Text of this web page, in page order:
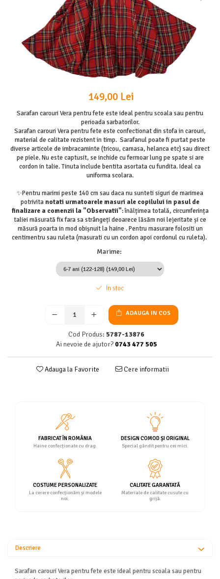
149,00 Lei
Sarafan carouri Vera pentru fete este ideal pentru scoala sau pentru
perioada sarbatorilor.
Sarafan carouri Vera pentru fete este confectionat din stofa in carouri,
material de calitate rezistent in timp. Sarafanul poate fi purtat peste
diverse articole de imbracaminte (tricou, camasa, helanca etc) sau direct
pe piele. Nu este captusit, se inchide cu fermoar lung pe spate si are
cordon in talie. Tinuta include bentita asortata cu fundita. Ideal ca
uniforma scolara.
✨Pentru marimi peste 140 cm sau daca nu sunteti siguri de marimea
potrivita notati urmatoarele masuri ale copilului in pasul de
finalizare a comenzii la "Observatii": înălțimea totală, circumferința
taliei măsurată fix fara sa strângeți deoarece lăsăm noi lejeritate și ce
măsură poarta in mod obișnuit la haine . Pentru masurare folositi un
centimentru sau ruleta (masurati cu un cordon apoi cordonul cu ruleta).
Marime:
In stoc
ADAUGA IN COS
Cod Produs: 5787-13876
Ai nevoie de ajutor? 0743 477 505
Adauga la Favorite Cere informatii
FABRICAT ÎN ROMÂNIA
Haine confecționate cu drag.
DESIGN COMOD ȘI ORIGINAL
Special gândit pentru cei mici.
COSTUME PERSONALIZATE
La cerere confecționăm și modele
noi.
CALITATE GARANTATĂ
Materiale de calitate cusute cu
grijă.
Descriere
Sarafan carouri Vera pentru fete este ideal pentru scoala sau pentru